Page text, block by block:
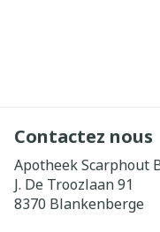
Contactez nous
Apotheek Scarphout
J. De Troozlaan 91
8370 Blankenberge